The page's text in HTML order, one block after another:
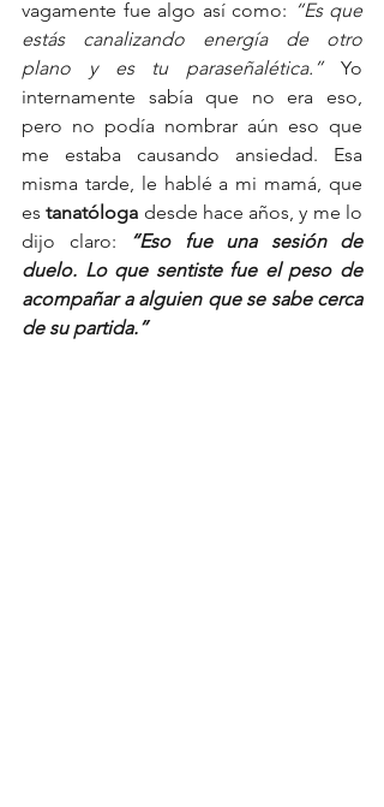
vagamente fue algo así como: “Es que
estás canalizando energía de otro
plano y es tu paraseñalética.” Yo
internamente sabía que no era eso,
pero no podía nombrar aún eso que
me estaba causando ansiedad. Esa
misma tarde, le hablé a mi mamá, que
es tanatóloga desde hace años, y me lo
dijo claro:
“Eso fue una sesión de
duelo. Lo que sentiste fue el peso de
acompañar a alguien que se sabe cerca
de su partida.”